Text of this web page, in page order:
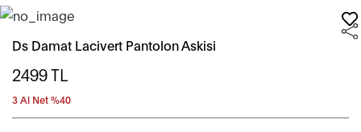
Ds Damat Lacivert Pantolon Askisi
2499TL
3 Al Net %40